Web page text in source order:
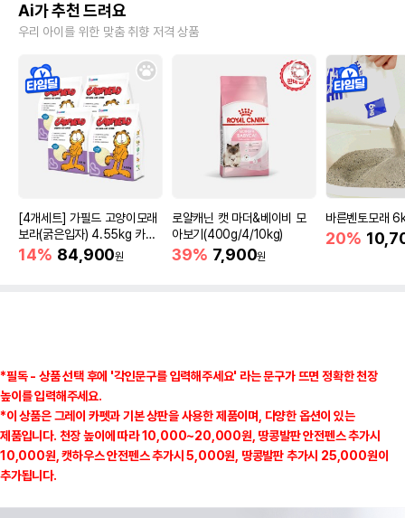
Ai가 추천 드려요
우리 아이를 위한 맞춤 취향 저격 상품
[4개세트] 가필드 고양이모래
보라(굵은입자) 4.55kg 카사
바모래
14% 84,900원
로얄캐닌 캣 마더&베이비 모
아보기(400g/4/10kg)
39% 7,900원
바른벤토모래
20%
*필독 - 상품 선택 후에 '각인문구를 입력해주세요' 라는 문구가 뜨면 정확한 천장
높이를 입력해주세요.
*이 상품은 그레이 카펫과 기본 상판을 사용한 제품이며, 다양한 옵션이 있는
제품입니다. 천장 높이에 따라 10,000~20,000원, 땅콩발판 안전펜스 추가시
10,000원, 캣하우스 안전펜스 추가시 5,000원, 땅콩발판 추가시 25,000원이
추가됩니다.